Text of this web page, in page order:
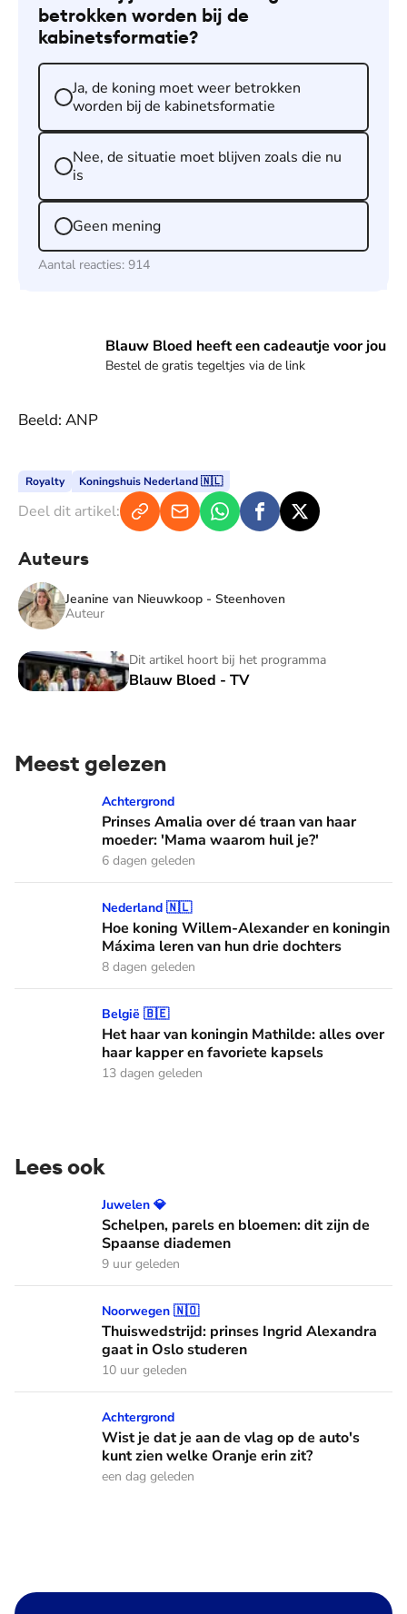
betrokken worden bij de
kabinetsformatie?
Ja, de koning moet weer betrokken
worden bij de kabinetsformatie
Nee, de situatie moet blijven zoals die nu
is
Geen mening
Aantal reacties: 914
Blauw Bloed heeft een cadeautje voor jou
Bestel de gratis tegeltjes via de link
Blauw Bloed heeft een cadeautje voor jou
Beeld: ANP
Royalty Koningshuis Nederland 🇳🇱
Deel dit artikel:
Auteurs
Jeanine van Nieuwkoop - Steenhoven
Auteur
Dit artikel hoort bij het programma
Blauw Bloed - TV
Blauw Bloed - TV
Meest gelezen
Prinses Amalia over dé traan van haar moeder: 'Mama
Achtergrond
Prinses Amalia over dé traan van haar
moeder: 'Mama waarom huil je?'
6 dagen geleden
Hoe koning Willem-Alexander en koningin Máxima leren
Nederland 🇳🇱
Hoe koning Willem-Alexander en koningin
Máxima leren van hun drie dochters
8 dagen geleden
Het haar van koningin Mathilde: alles over haar kapper en
België 🇧🇪
Het haar van koningin Mathilde: alles over
haar kapper en favoriete kapsels
13 dagen geleden
Lees ook
Schelpen, parels en bloemen: dit zijn de Spaanse diademen
Juwelen 💎
Schelpen, parels en bloemen: dit zijn de
Spaanse diademen
9 uur geleden
Thuiswedstrijd: prinses Ingrid Alexandra gaat in Oslo
Noorwegen 🇳🇴
Thuiswedstrijd: prinses Ingrid Alexandra
gaat in Oslo studeren
10 uur geleden
Wist je dat je aan de vlag op de auto's kunt zien welke
Achtergrond
Wist je dat je aan de vlag op de auto's
kunt zien welke Oranje erin zit?
een dag geleden